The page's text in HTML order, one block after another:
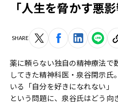
「人生を脅かす悪
SHARE
薬に頼らない独自の精神療法で
してきた精神科医・泉谷閑示氏
いる「自分を好きになれない」
という問題に、泉谷氏はどう向